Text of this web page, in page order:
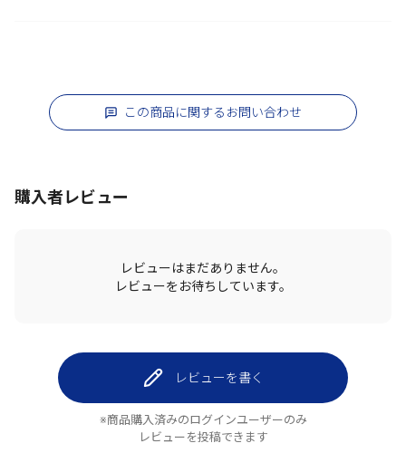
この商品に関するお問い合わせ
購入者レビュー
レビューはまだありません。
レビューをお待ちしています。
レビューを書く
※商品購入済みのログインユーザーのみ
レビューを投稿できます